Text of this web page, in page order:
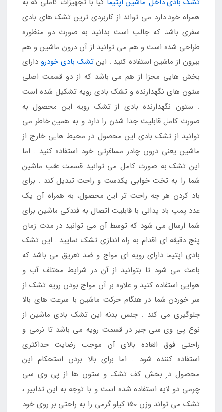
همراه خود دارد می تواند از کاربردی ترین تشک های بادی
سفری باشد که جالب است بدانید به صورت دو منظوره
طراحی شده است و هم می توانید از آن درون ماشین و هم
بیرون از ماشین استفاده کنید . این تشک بادی خودرو دارای
بخش هایی مجزا از هم می باشد که از دو قسمت اصلی
ستون های نگهدارنده و تشک بادی رویه تشکیل شده است
. ستون نگهدارنده بادی از تشک رویه این محصول به
صورت کامل قابلیت جدا شدن را دارد و به همین خاطر می
توانید از تشک بادی این محصول در محیط هایی خارج از
ماشین یعنی درون چادر مسافرتی خود استفاده کنید . اما
این تشک به صورت کامل می توانید قسمت عقب ماشین
شما را به تخت خوابی یکدست و راحت تبدیل کند . برای
باد کردن هر چه راحت تر این محصول، به همراه آن یک
عدد پمپ باد پدالی با قابلیت اتصال به فندکی ماشین برای
شما ارسال می شود که توسط آن می توانید در مدت زمان
پنج دقیقه ای اقدام به راه اندازی تشک نمایید . این تشک
بادی اپتیما دارای رویه ای مواج و ضد تعریق می باشد که
باعث می شود تا بتوانید از آن در شرایط مختلف آب و
هوایی استفاده کنید و علاوه بر آن مواج بودن رویه تشک از
سر خوردن شما در هنگام حرکت ماشین با سرعت های بالا
جلوگیری می کند . جنس بدنه این تشک بادی ماشین از
نوع پی وی سی جیر در قسمت رویه می باشد تا نرمی و
راحتی فوق العاده بالای آن موجب رضایت حداکثری
استفاده کننده شود . اما برای بالا بردن استحکام این
محصول در بخش کف تشک و ستون ها از پی وی سی
چرمی دو لایه استفاده شده است و با توجه به این تدابیر ،
تشک می تواند وزن 150 کیلو گرمی را به راحتی بر روی خود